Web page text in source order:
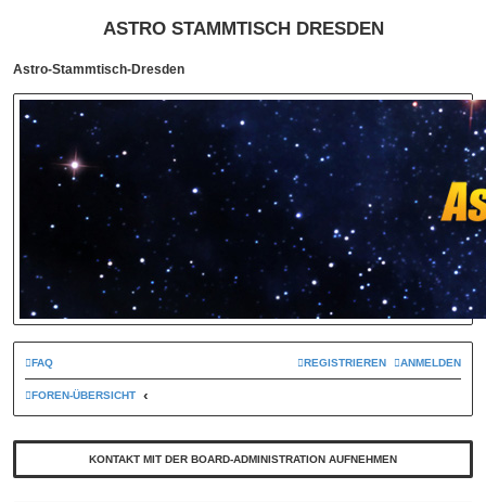
ASTRO STAMMTISCH DRESDEN
Astro-Stammtisch-Dresden
FAQ ANMELDEN
REGISTRIEREN
FOREN-ÜBERSICHT
KONTAKT MIT DER BOARD-ADMINISTRATION AUFNEHMEN